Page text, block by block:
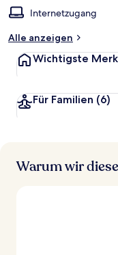
Internetzugang
Alle anzeigen
Wichtigste
Für Familien (6)
Warum wir